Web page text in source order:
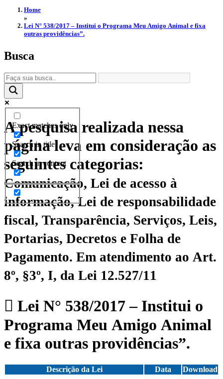
Home
»
Lei N° 538/2017 – Institui o Programa Meu Amigo Animal e fixa
outras providências”.
Busca
Exact matches only
Search in title
Search in content
A pesquisa realizada nessa
página leva em consideração as
seguintes categorias:
Comunicação, Lei de acesso à
informação, Lei de responsabilidade
fiscal, Transparência, Serviços, Leis,
Portarias, Decretos e Folha de
Pagamento. Em atendimento ao Art.
8º, §3º, I, da Lei 12.527/11
Lei N° 538/2017 – Institui o
Programa Meu Amigo Animal
e fixa outras providências”.
Descrição da Lei Data
Download